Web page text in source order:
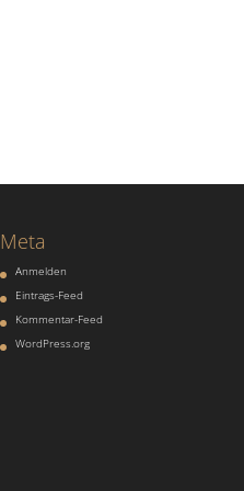
Meta
Anmelden
Eintrags-Feed
Kommentar-Feed
WordPress.org